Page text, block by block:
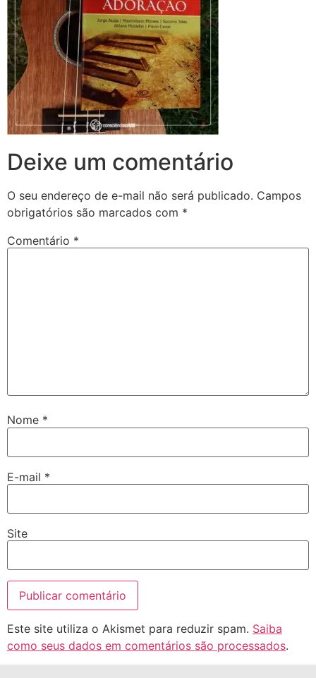
Deixe um comentário
O seu endereço de e-mail não será publicado. Campos
obrigatórios são marcados com *
Comentário *
Nome *
E-mail *
Site
Este site utiliza o Akismet para reduzir spam. Saiba
como seus dados em comentários são processados.